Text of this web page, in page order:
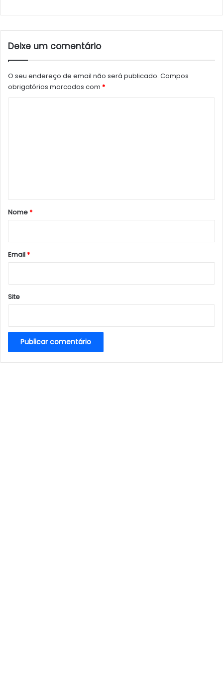
Deixe um comentário
O seu endereço de email não será publicado. Campos
obrigatórios marcados com *
r
*
Nome*
Email*
Site